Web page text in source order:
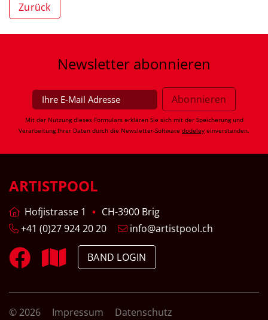
Zurück
Newsletter abonnieren
Mit der Nutzung dieses Formulars erklären Sie sich mit der Speicherung und
Verarbeitung Ihrer Daten durch die Newsletter-Software dodeley einverstanden.
ARTISTPOOL
Hofjistrasse 1
CH-3900 Brig
+41 (0)27 924 20 20
info@artistpool.ch
BAND LOGIN
© 2026 Impressum Datenschutz